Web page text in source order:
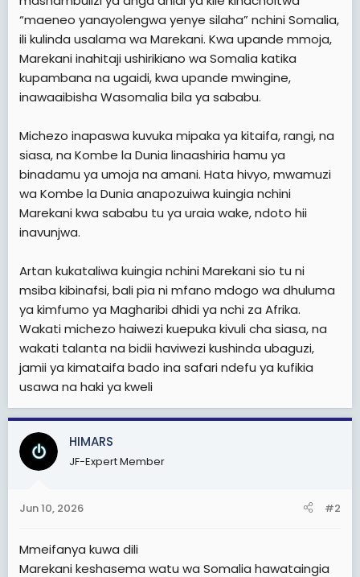
“maeneo yanayolengwa yenye silaha” nchini Somalia,
ili kulinda usalama wa Marekani. Kwa upande mmoja,
Marekani inahitaji ushirikiano wa Somalia katika
kupambana na ugaidi, kwa upande mwingine,
inawaaibisha Wasomalia bila ya sababu.
Michezo inapaswa kuvuka mipaka ya kitaifa, rangi, na
siasa, na Kombe la Dunia linaashiria hamu ya
binadamu ya umoja na amani. Hata hivyo, mwamuzi
wa Kombe la Dunia anapozuiwa kuingia nchini
Marekani kwa sababu tu ya uraia wake, ndoto hii
inavunjwa.
Artan kukataliwa kuingia nchini Marekani sio tu ni
msiba kibinafsi, bali pia ni mfano mdogo wa dhuluma
ya kimfumo ya Magharibi dhidi ya nchi za Afrika.
Wakati michezo haiwezi kuepuka kivuli cha siasa, na
wakati talanta na bidii haviwezi kushinda ubaguzi,
jamii ya kimataifa bado ina safari ndefu ya kufikia
usawa na haki ya kweli
HIMARS
JF-Expert Member
Jun 10, 2026 #2
Mmeifanya kuwa dili
Marekani keshasema watu wa Somalia hawataingia